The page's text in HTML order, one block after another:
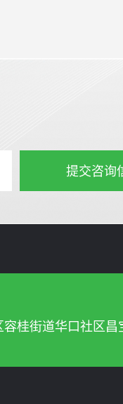
提交咨询
桂街道华口社区昌